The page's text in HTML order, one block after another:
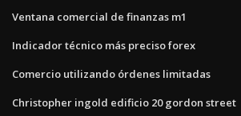
Ventana comercial de finanzas m1
Indicador técnico más preciso forex
Comercio utilizando órdenes limitadas
Christopher ingold edificio 20 gordon street